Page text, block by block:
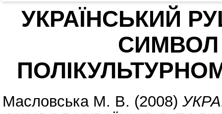
УКРАЇНСЬКИЙ
СИМВОЛ
Масловська М. В. (2008)